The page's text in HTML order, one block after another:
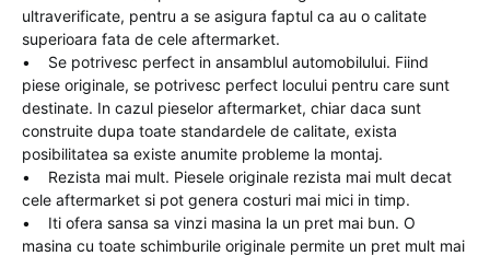
ultraverificate, pentru a se asigura faptul ca au o calitate
superioara fata de cele aftermarket.
• Se potrivesc perfect in ansamblul automobilului. Fiind
piese originale, se potrivesc perfect locului pentru care sunt
destinate. In cazul pieselor aftermarket, chiar daca sunt
construite dupa toate standardele de calitate, exista
posibilitatea sa existe anumite probleme la montaj.
• Rezista mai mult. Piesele originale rezista mai mult decat
cele aftermarket si pot genera costuri mai mici in timp.
• Iti ofera sansa sa vinzi masina la un pret mai bun. O
masina cu toate schimburile originale permite un pret mult mai